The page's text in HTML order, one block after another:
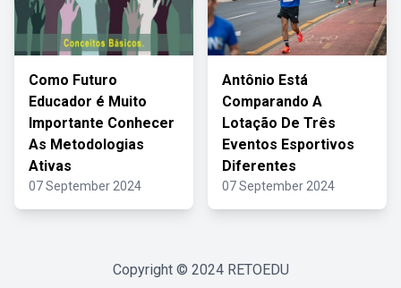
Como Futuro
Educador é Muito
Importante Conhecer
As Metodologias
Ativas
07 September 2024
Antônio Está
Comparando A
Lotação De Três
Eventos Esportivos
Diferentes
07 September 2024
Copyright © 2024 RETOEDU